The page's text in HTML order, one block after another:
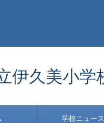
伊久美小学
学校ニュース